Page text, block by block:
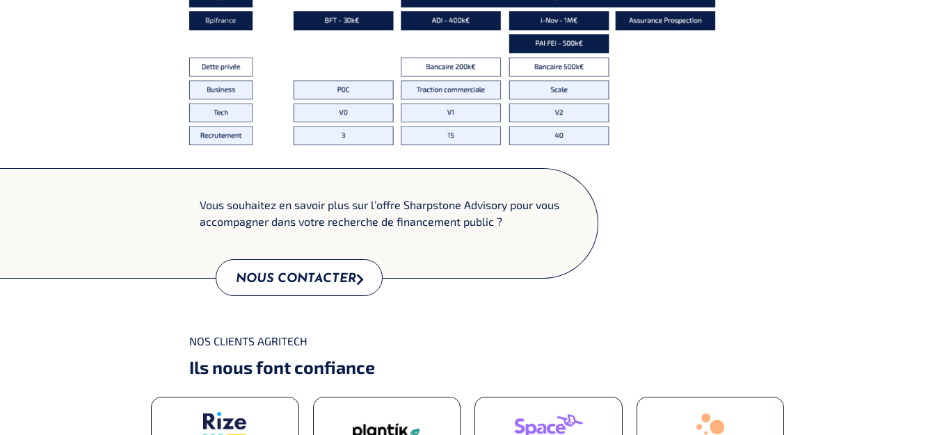
Vous souhaitez en savoir plus sur l’offre Sharpstone Advisory pour vous
accompagner dans votre recherche de financement public ?
NOUS CONTACTER
NOS CLIENTS AGRITECH
Ils nous font confiance